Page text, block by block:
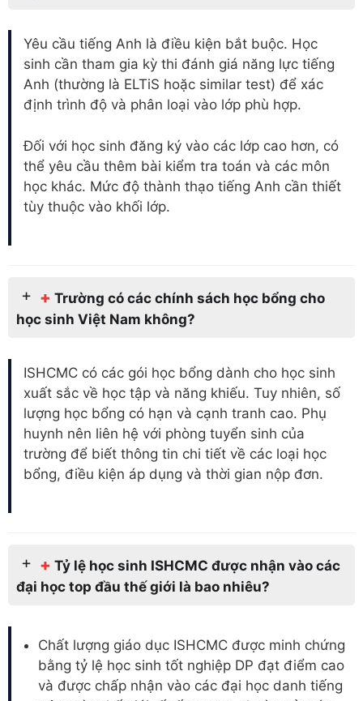
Yêu cầu tiếng Anh là điều kiện bắt buộc. Học
sinh cần tham gia kỳ thi đánh giá năng lực tiếng
Anh (thường là ELTiS hoặc similar test) để xác
định trình độ và phân loại vào lớp phù hợp.
Đối với học sinh đăng ký vào các lớp cao hơn, có
thể yêu cầu thêm bài kiểm tra toán và các môn
học khác. Mức độ thành thạo tiếng Anh cần thiết
tùy thuộc vào khối lớp.
+ Trường có các chính sách học bổng cho
học sinh Việt Nam không?
ISHCMC có các gói học bổng dành cho học sinh
xuất sắc về học tập và năng khiếu. Tuy nhiên, số
lượng học bổng có hạn và cạnh tranh cao. Phụ
huynh nên liên hệ với phòng tuyển sinh của
trường để biết thông tin chi tiết về các loại học
bổng, điều kiện áp dụng và thời gian nộp đơn.
+ Tỷ lệ học sinh ISHCMC được nhận vào các
đại học top đầu thế giới là bao nhiêu?
Chất lượng giáo dục ISHCMC được minh chứng
bằng tỷ lệ học sinh tốt nghiệp DP đạt điểm cao
và được chấp nhận vào các đại học danh tiếng